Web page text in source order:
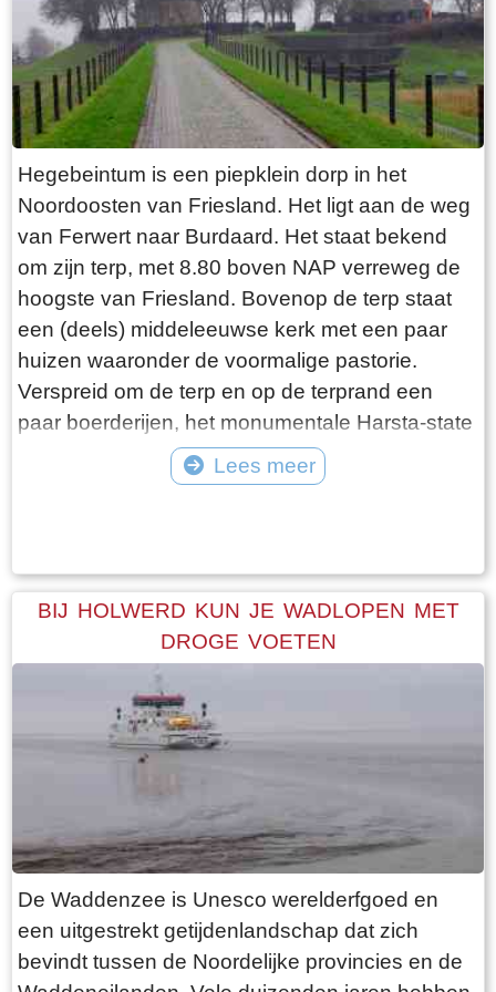
explosie heeft plaatsgevonden. Niets is minder
waar. De laatste bewoner van Jongemastate
was Burgemeester van Slooten. Hij was
burgemeester van de gemeente
Rauwerderhem. Het voormalige gemeentehuis
staat een eindje verderop. Het is moeilijk voor te
stellen maar toen hij verhuisde heeft hij de state
met de grond gelijk laten maken. Misschien
heeft hij tevergeefs een advertentie geplaatst in
de Leeuwarder Courant met de vraag of iemand
zijn ambtswoning zou willen overnemen voor
een schappelijk prijsje. Wellicht bij gebrek aan
belangstelling heeft Burgemeester van Slooten
er korte metten mee gemaakt. Opgeruimd staat
netjes moet hij hebben gedacht, terwijl hij de
deur voor de laatste keer achter zich sloot!
Hegebeintum is een piepklein dorp in het
Noordoosten van Friesland. Het ligt aan de weg
van Ferwert naar Burdaard. Het staat bekend
om zijn terp, met 8.80 boven NAP verreweg de
hoogste van Friesland. Bovenop de terp staat
een (deels) middeleeuwse kerk met een paar
huizen waaronder de voormalige pastorie.
Verspreid om de terp en op de terprand een
paar boerderijen, het monumentale Harsta-state
en een dozijn huizen. Gisteren was ik er op een
druilerige dag in december. Voordeel van deze
optimaal uitzicht op de terp en haar bebouwing.
Een ideale dag voor een “rondje om de kerk”.
Vanaf de parkeerplaats bij het
bezoekerscentrum loop je via een voetpad van
rode klinkers de terp op. De kerk is helaas dicht,
want deze is aan de binnenkant ook de moeite
waard. Er hangt een aantal historische houten
rouwborden aan de muur. In de huizen brandt
licht en de kachel. Aan de andere kant van de
terp loop je weer naar beneden, nu via voetpad
van gele klinkers. Als je daarna links aanhoudt
kom je gewoon weer uit waar je bent begonnen.
Het is moeilijk voor te stellen dat een dergelijk
terp ooit door mensenhanden is gemaakt.
Lees meer
BIJ HOLWERD KUN JE WADLOPEN MET
DROGE VOETEN
De Waddenzee is Unesco werelderfgoed en
een uitgestrekt getijdenlandschap dat zich
bevindt tussen de Noordelijke provincies en de